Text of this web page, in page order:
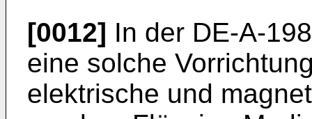
[0012] In der DE-A-
eine solche
elektrische und